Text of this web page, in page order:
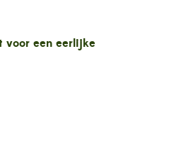
voor een eerlijke